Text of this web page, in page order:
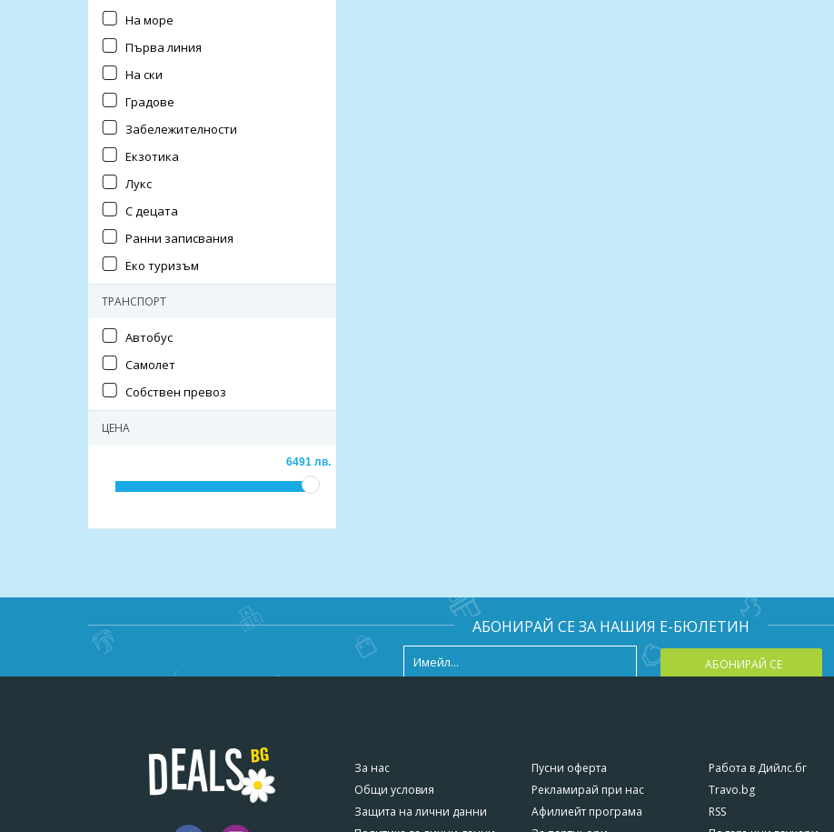
На море
Първа линия
На ски
Градове
Забележителности
Екзотика
Лукс
С децата
Ранни записвания
Еко туризъм
ТРАНСПОРТ
Автобус
Самолет
Собствен превоз
ЦЕНА
6491 лв.
АБОНИРАЙ СЕ ЗА НАШИЯ Е-БЮЛЕТИН
АБОНИРАЙ СЕ
За нас
Общи условия
Защита на лични данни
Пусни оферта
Рекламирай при нас
Афилиейт програма
Работа в Дийлс.бг
Travo.bg
RSS